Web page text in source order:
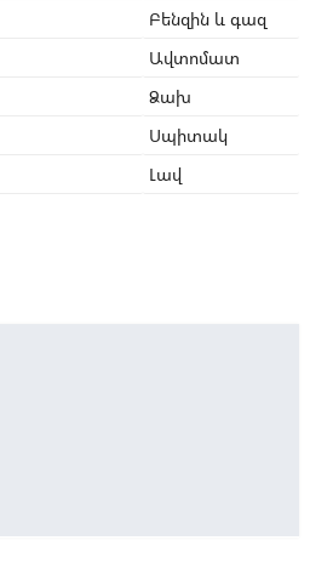
Բենզին և գազ
Ավտոմատ
Ձախ
Սպիտակ
Լավ